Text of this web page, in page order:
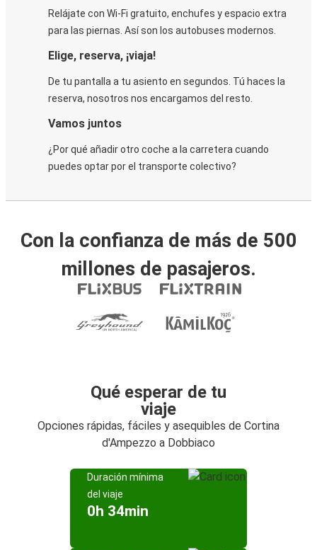
Relájate con Wi-Fi gratuito, enchufes y espacio extra
para las piernas. Así son los autobuses modernos.
Elige, reserva, ¡viaja!
De tu pantalla a tu asiento en segundos. Tú haces la
reserva, nosotros nos encargamos del resto.
Vamos juntos
¿Por qué añadir otro coche a la carretera cuando
puedes optar por el transporte colectivo?
Con la confianza de más de 500
millones de pasajeros.
Qué esperar de tu
viaje
Opciones rápidas, fáciles y asequibles de Cortina
d'Ampezzo a Dobbiaco
Duración mínima
del viaje
0h 34min